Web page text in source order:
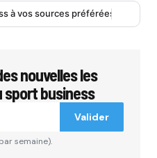
à vos sources préférées
nouvelles les
business
Valider
semaine).